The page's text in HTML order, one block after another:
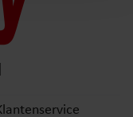
Ook delen we
met onze
met andere
hun services. U